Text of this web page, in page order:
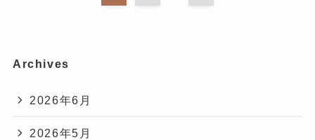
Archives
2026年6月
2026年5月